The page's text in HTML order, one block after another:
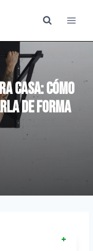
casa: cómo
de forma